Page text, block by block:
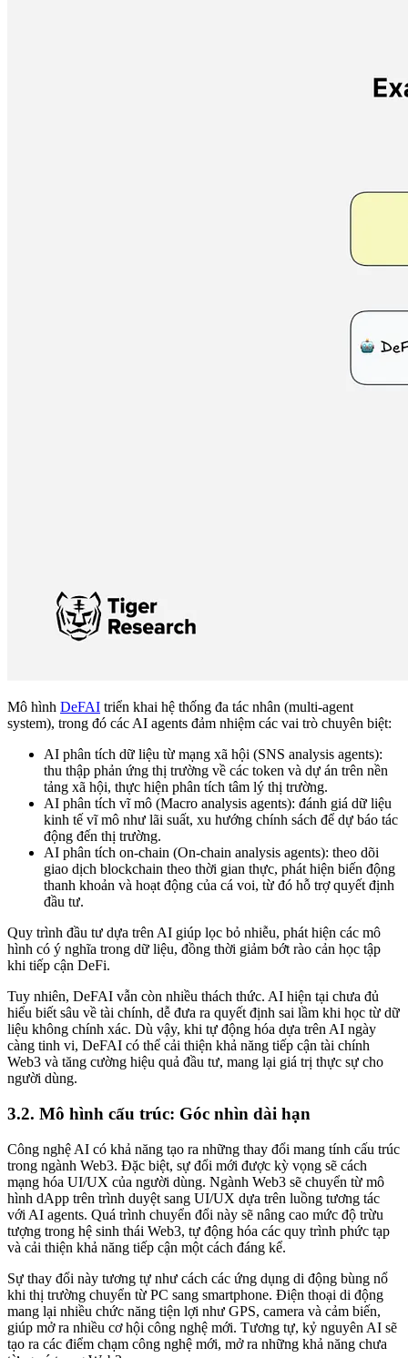
Mô hình DeFAI triển khai hệ thống đa tác nhân (multi-agent
system), trong đó các AI agents đảm nhiệm các vai trò chuyên biệt:
AI phân tích dữ liệu từ mạng xã hội (SNS analysis agents):
thu thập phản ứng thị trường về các token và dự án trên nền
tảng xã hội, thực hiện phân tích tâm lý thị trường.
AI phân tích vĩ mô (Macro analysis agents): đánh giá dữ liệu
kinh tế vĩ mô như lãi suất, xu hướng chính sách để dự báo tác
động đến thị trường.
AI phân tích on-chain (On-chain analysis agents): theo dõi
giao dịch blockchain theo thời gian thực, phát hiện biến động
thanh khoản và hoạt động của cá voi, từ đó hỗ trợ quyết định
đầu tư.
Quy trình đầu tư dựa trên AI giúp lọc bỏ nhiễu, phát hiện các mô
hình có ý nghĩa trong dữ liệu, đồng thời giảm bớt rào cản học tập
khi tiếp cận DeFi.
Tuy nhiên, DeFAI vẫn còn nhiều thách thức. AI hiện tại chưa đủ
hiểu biết sâu về tài chính, dễ đưa ra quyết định sai lầm khi học từ dữ
liệu không chính xác. Dù vậy, khi tự động hóa dựa trên AI ngày
càng tinh vi, DeFAI có thể cải thiện khả năng tiếp cận tài chính
Web3 và tăng cường hiệu quả đầu tư, mang lại giá trị thực sự cho
người dùng.
3.2. Mô hình cấu trúc: Góc nhìn dài hạn
Công nghệ AI có khả năng tạo ra những thay đổi mang tính cấu trúc
trong ngành Web3. Đặc biệt, sự đổi mới được kỳ vọng sẽ cách
mạng hóa UI/UX của người dùng. Ngành Web3 sẽ chuyển từ mô
hình dApp trên trình duyệt sang UI/UX dựa trên luồng tương tác
với AI agents. Quá trình chuyển đổi này sẽ nâng cao mức độ trừu
tượng trong hệ sinh thái Web3, tự động hóa các quy trình phức tạp
và cải thiện khả năng tiếp cận một cách đáng kể.
Sự thay đổi này tương tự như cách các ứng dụng di động bùng nổ
khi thị trường chuyển từ PC sang smartphone. Điện thoại di động
mang lại nhiều chức năng tiện lợi như GPS, camera và cảm biến,
giúp mở ra nhiều cơ hội công nghệ mới. Tương tự, kỷ nguyên AI sẽ
tạo ra các điểm chạm công nghệ mới, mở ra những khả năng chưa